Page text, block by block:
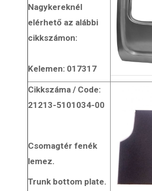
Nagykereknél
elérhető az alábbi
cikkszámon:
Kelemen: 017317
Cikkszáma / Code:
21213-5101034-00
Csomagtér fenék
lemez.
Trunk bottom plate.